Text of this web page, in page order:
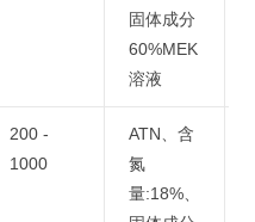
固体成分
60%MEK
溶液
200 -
1000
ATN、含
氮
量:18%、